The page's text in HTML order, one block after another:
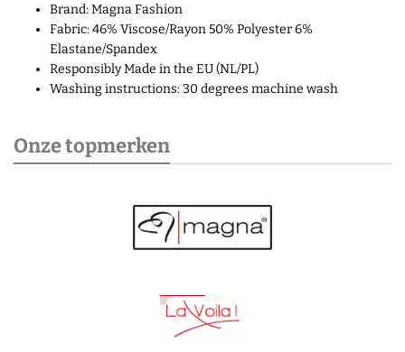
Brand: Magna Fashion
Fabric: 46% Viscose/Rayon 50% Polyester 6%
Elastane/Spandex
Responsibly Made in the EU (NL/PL)
Washing instructions: 30 degrees machine wash
Onze topmerken